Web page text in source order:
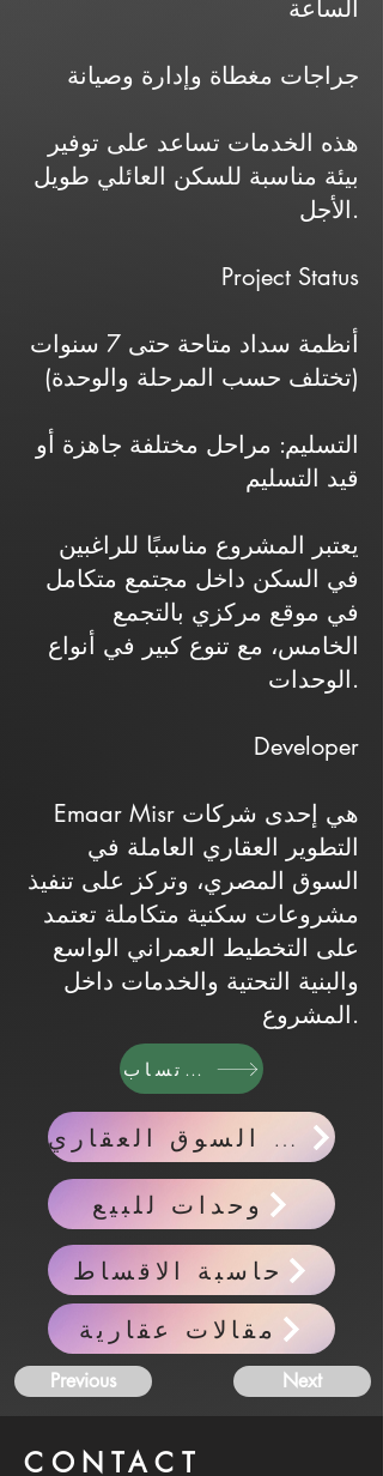
الساعة
جراجات مغطاة وإدارة وصيانة
هذه الخدمات تساعد على توفير
بيئة مناسبة للسكن العائلي طويل
الأجل.
Project Status
أنظمة سداد متاحة حتى 7 سنوات
(تختلف حسب المرحلة والوحدة)
التسليم: مراحل مختلفة جاهزة أو
قيد التسليم
يعتبر المشروع مناسبًا للراغبين
في السكن داخل مجتمع متكامل
في موقع مركزي بالتجمع
الخامس، مع تنوع كبير في أنواع
الوحدات.
Developer
Emaar Misr هي إحدى شركات
التطوير العقاري العاملة في
السوق المصري، وتركز على تنفيذ
مشروعات سكنية متكاملة تعتمد
على التخطيط العمراني الواسع
والبنية التحتية والخدمات داخل
المشروع.
واتساب
اخبار السوق العقاري
وحدات للبيع
حاسبة الاقساط
مقالات عقارية
Previous Next
CONTACT